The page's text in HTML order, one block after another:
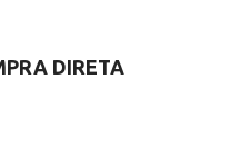
DIRETA